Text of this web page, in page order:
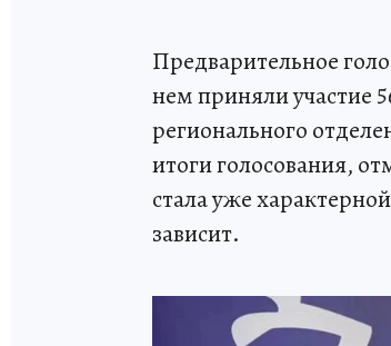
Предварительное
нем приняли участие
регионального
итоги голосования,
стала уже
зависит.